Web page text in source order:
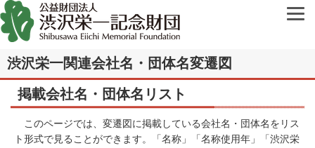
渋沢栄一関連会社名・団体名変遷図
掲載会社名・団体名リスト
このページでは、変遷図に掲載している会社名・団体名をリス
ト形式で見ることができます。「名称」「名称使用年」「渋沢栄